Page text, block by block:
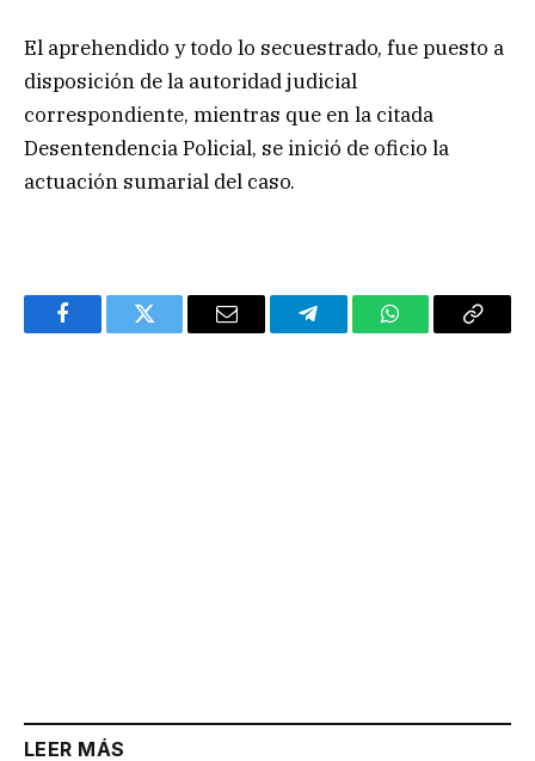
El aprehendido y todo lo secuestrado, fue puesto a
disposición de la autoridad judicial
correspondiente, mientras que en la citada
Desentendencia Policial, se inició de oficio la
actuación sumarial del caso.
FacebookTwitter Email TelegramWhatsAppCopy
LEER MÁS